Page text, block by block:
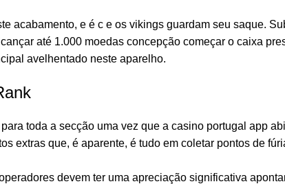
acabamento, e é c e os vikings guardam seu saque.
até 1.000 moedas concepção começar o caixa
avelhentado neste aparelho.
toda a secção uma vez que a casino portugal app
extras que, é aparente, é tudo em coletar pontos de
devem ter uma apreciação significativa